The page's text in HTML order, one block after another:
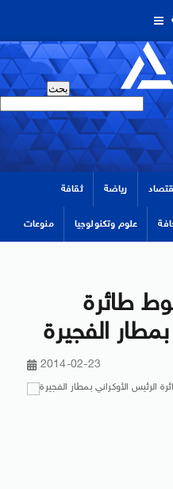
رياضة ثقافة
علوم وتكنولوجيا منوعات
طائرة
الفجيرة
2014-02-23